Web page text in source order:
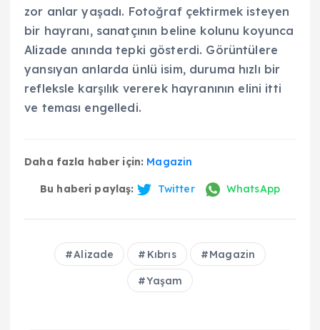
zor anlar yaşadı. Fotoğraf çektirmek isteyen
bir hayranı, sanatçının beline kolunu koyunca
Alizade anında tepki gösterdi. Görüntülere
yansıyan anlarda ünlü isim, duruma hızlı bir
refleksle karşılık vererek hayranının elini itti
ve teması engelledi.
Daha fazla haber için: Magazin
Bu haberi paylaş: Twitter WhatsApp
Alizade Kıbrıs Magazin
Yaşam